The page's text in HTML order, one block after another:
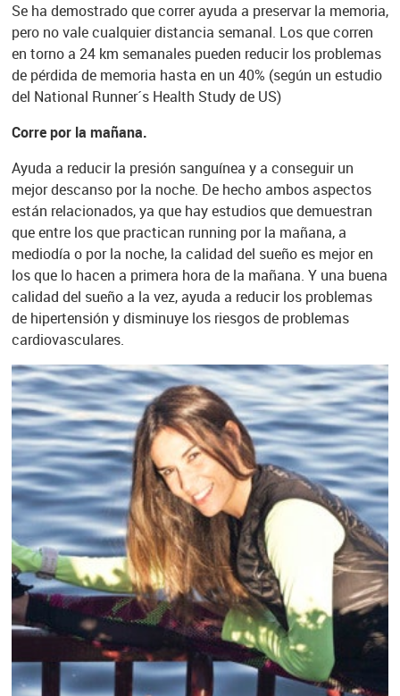
Se ha demostrado que correr ayuda a preservar la memoria,
pero no vale cualquier distancia semanal. Los que corren
en torno a 24 km semanales pueden reducir los problemas
de pérdida de memoria hasta en un 40% (según un estudio
del National Runner´s Health Study de US)
Corre por la mañana.
Ayuda a reducir la presión sanguínea y a conseguir un
mejor descanso por la noche. De hecho ambos aspectos
están relacionados, ya que hay estudios que demuestran
que entre los que practican running por la mañana, a
mediodía o por la noche, la calidad del sueño es mejor en
los que lo hacen a primera hora de la mañana. Y una buena
calidad del sueño a la vez, ayuda a reducir los problemas
de hipertensión y disminuye los riesgos de problemas
cardiovasculares.